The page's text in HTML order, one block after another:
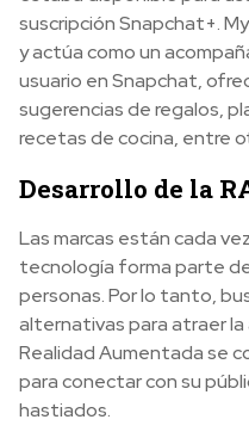
suscripción Snapchat+.
y actúa como un
usuario en Snapchat,
sugerencias de regalos,
recetas de cocina, entre
Desarrollo de la
Las marcas están cada
tecnología forma parte
personas. Por lo tanto,
alternativas para atraer la
Realidad Aumentada se
para conectar con su
hastiados.